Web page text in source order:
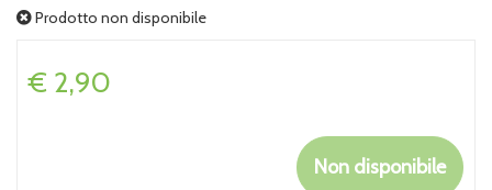
Prodotto non disponibile
Prezzo
€ 2,90
Non disponibile